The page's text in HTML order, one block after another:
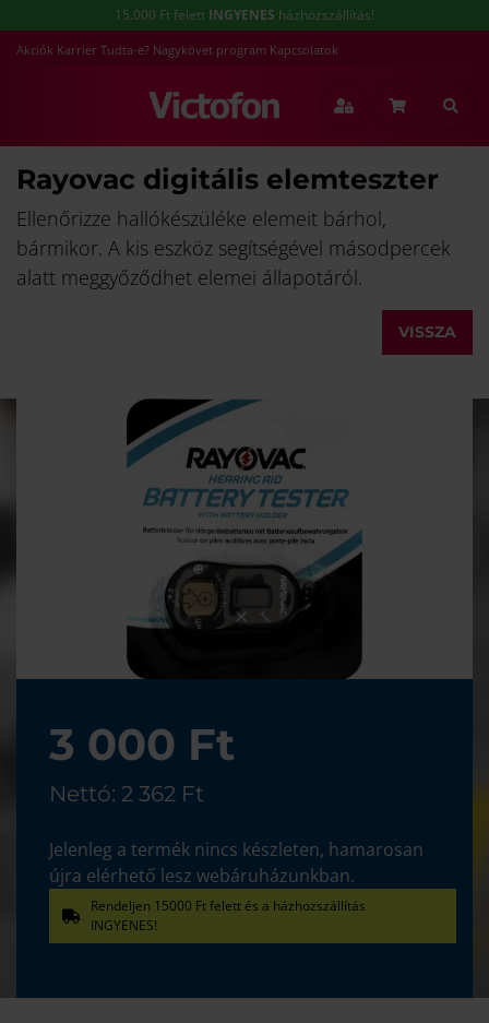
15.000 Ft felett INGYENES házhozszállítás!
Akciók Karrier Tudta-e? Nagykövet program Kapcsolatok
Rayovac digitális elemteszter
Ellenőrizze hallókészüléke elemeit bárhol,
bármikor. A kis eszköz segítségével másodpercek
alatt meggyőződhet elemei állapotáról.
VISSZA
3 000 Ft
Nettó: 2 362 Ft
Jelenleg a termék nincs készleten, hamarosan
újra elérhető lesz webáruházunkban.
Rendeljen 15000 Ft felett és a házhozszállítás
INGYENES!